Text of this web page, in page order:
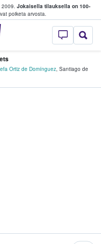
2009. Jokaisella tilauksella on 100-
poiketa arvosta.
StubHub -
Ortiz de Domínguez, Santiago de